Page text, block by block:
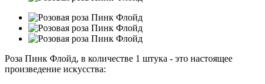
Роза Пинк Флойд, в количестве 1 штука - это настоящее
произведение искусства: